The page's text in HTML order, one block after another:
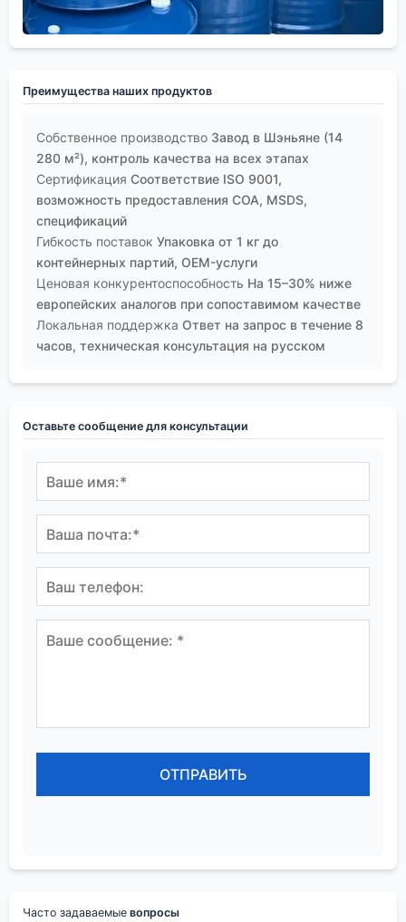
Преимущества наших продуктов
Собственное производство Завод в Шэньяне (14
280 м²), контроль качества на всех этапах
Сертификация Соответствие ISO 9001,
возможность предоставления COA, MSDS,
спецификаций
Гибкость поставок Упаковка от 1 кг до
контейнерных партий, OEM-услуги
Ценовая конкурентоспособность На 15–30% ниже
европейских аналогов при сопоставимом качестве
Локальная поддержка Ответ на запрос в течение 8
часов, техническая консультация на русском
Оставьте сообщение для консультации
Часто задаваемые вопросы